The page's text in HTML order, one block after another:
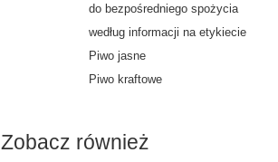
do bezpośredniego spożycia
według informacji na etykiecie
Piwo jasne
Piwo kraftowe
Zobacz również